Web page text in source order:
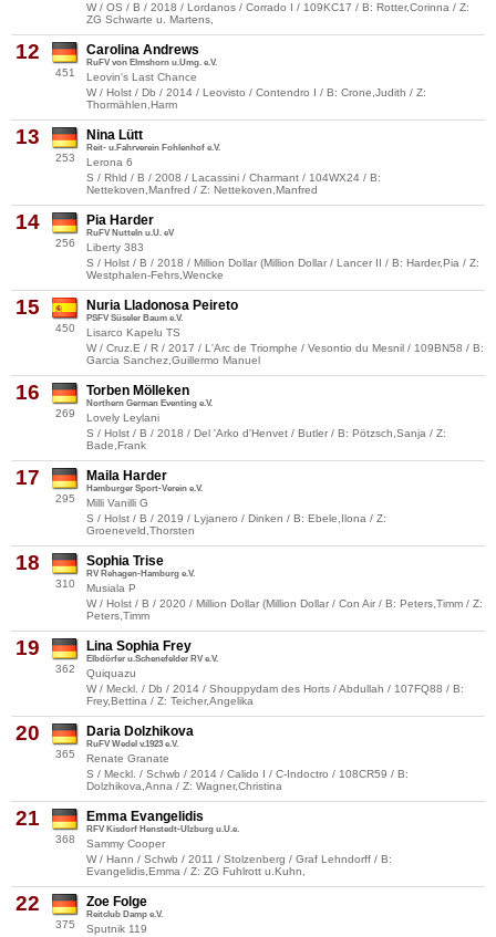
W / OS / B / 2018 / Lordanos / Corrado I / 109KC17 / B: Rotter,Corinna / Z:
ZG Schwarte u. Martens,
12
451
Carolina Andrews
RuFV von Elmshorn u.Umg. e.V.
Leovin's Last Chance
W / Holst / Db / 2014 / Leovisto / Contendro I / B: Crone,Judith / Z:
Thormählen,Harm
13
253
Nina Lütt
Reit- u.Fahrverein Fohlenhof e.V.
Lerona 6
S / Rhld / B / 2008 / Lacassini / Charmant / 104WX24 / B:
Nettekoven,Manfred / Z: Nettekoven,Manfred
14
256
Pia Harder
RuFV Nutteln u.U. eV
Liberty 383
S / Holst / B / 2018 / Million Dollar (Million Dollar / Lancer II / B: Harder,Pia / Z:
Westphalen-Fehrs,Wencke
15
450
Nuria Lladonosa Peireto
PSFV Süseler Baum e.V.
Lisarco Kapelu TS
W / Cruz.E / R / 2017 / L'Arc de Triomphe / Vesontio du Mesnil / 109BN58 / B:
Garcia Sanchez,Guillermo Manuel
16
269
Torben Mölleken
Northern German Eventing e.V.
Lovely Leylani
S / Holst / B / 2018 / Del 'Arko d'Henvet / Butler / B: Pötzsch,Sanja / Z:
Bade,Frank
17
295
Maila Harder
Hamburger Sport-Verein e.V.
Milli Vanilli G
S / Holst / B / 2019 / Lyjanero / Dinken / B: Ebele,Ilona / Z:
Groeneveld,Thorsten
18
310
Sophia Trise
RV Rehagen-Hamburg e.V.
Musiala P
W / Holst / B / 2020 / Million Dollar (Million Dollar / Con Air / B: Peters,Timm / Z:
Peters,Timm
19
362
Lina Sophia Frey
Elbdörfer u.Schenefelder RV e.V.
Quiquazu
W / Meckl. / Db / 2014 / Shouppydam des Horts / Abdullah / 107FQ88 / B:
Frey,Bettina / Z: Teicher,Angelika
20
365
Daria Dolzhikova
RuFV Wedel v.1923 e.V.
Renate Granate
S / Meckl. / Schwb / 2014 / Calido I / C-Indoctro / 108CR59 / B:
Dolzhikova,Anna / Z: Wagner,Christina
21
368
Emma Evangelidis
RFV Kisdorf Henstedt-Ulzburg u.U.e.
Sammy Cooper
W / Hann / Schwb / 2011 / Stolzenberg / Graf Lehndorff / B:
Evangelidis,Emma / Z: ZG Fuhlrott u.Kuhn,
22
375
Zoe Folge
Reitclub Damp e.V.
Sputnik 119